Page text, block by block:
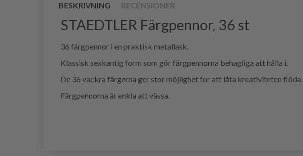
BESKRIVNING RECENSIONER
STAEDTLER Färgpennor, 36 st
36 färgpennor i en praktisk metallask.
Klassisk sexkantig form som gör färgpennorna behagliga att hålla i.
De 36 vackra färgerna ger stor möjlighet for att låta kreativiteten flöda.
Färgpennorna är enkla att vässa.